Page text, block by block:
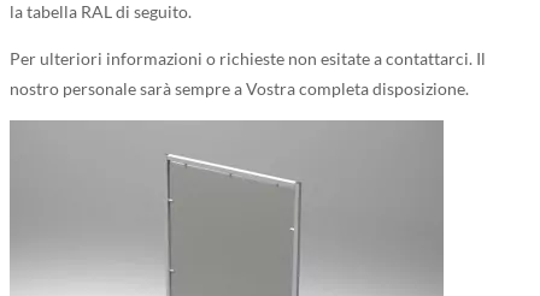
la tabella RAL di seguito.
Per ulteriori informazioni o richieste non esitate a contattarci. Il
nostro personale sarà sempre a Vostra completa disposizione.